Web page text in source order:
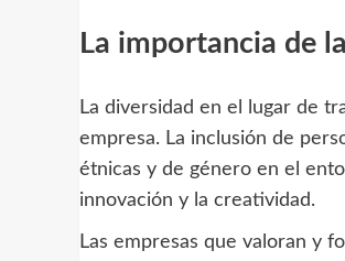
La importancia de
La diversidad en el lugar de
empresa. La inclusión de
étnicas y de género en el
innovación y la creatividad.
Las empresas que valoran y